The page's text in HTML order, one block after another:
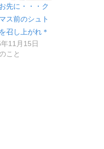
先に・・・ク
ス前のシュト
召し上がれ＊
11月15日
こと